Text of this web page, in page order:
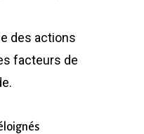
des actions
facteurs de